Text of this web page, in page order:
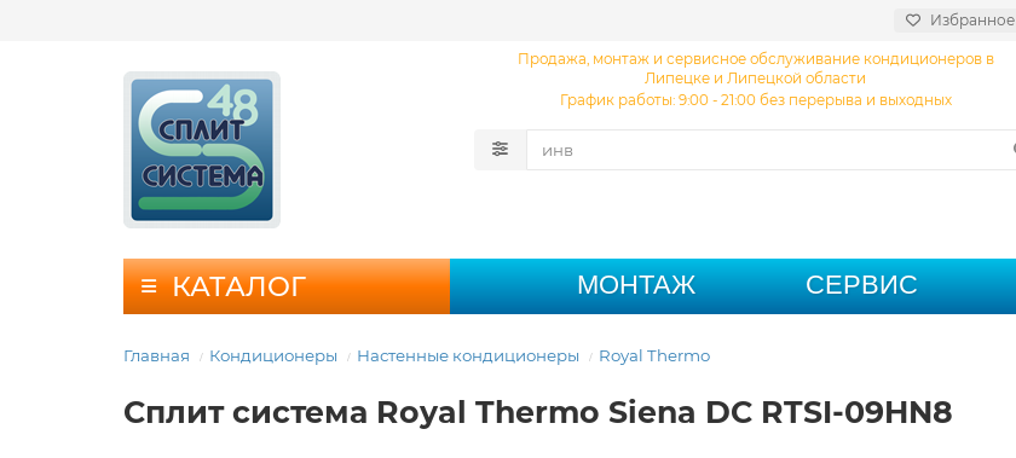
Избранное
Продажа, монтаж и сервисное обслуживание кондиционеров в
Липецке и Липецкой области
График работы: 9:00 - 21:00 без перерыва и выходных
КАТАЛОГ МОНТАЖ СЕРВИС
Главная Кондиционеры Настенные кондиционеры Royal Thermo
Сплит система Royal Thermo Siena DC RTSI-09HN8